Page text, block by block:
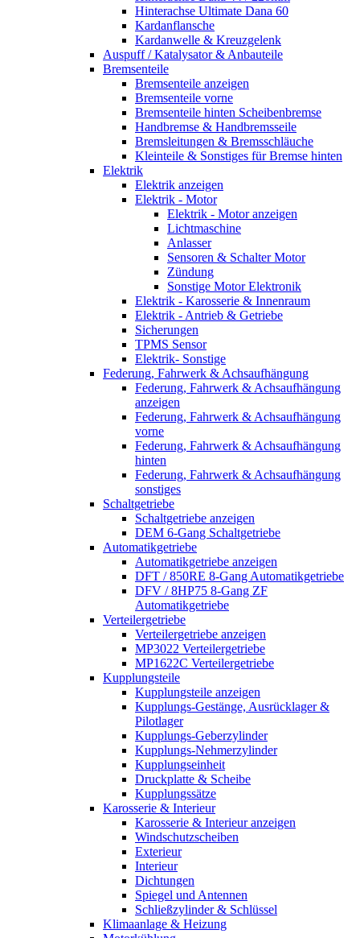
Hinterachse Ultimate Dana 60
Kardanflansche
Kardanwelle & Kreuzgelenk
Auspuff / Katalysator & Anbauteile
Bremsenteile
Bremsenteile anzeigen
Bremsenteile vorne
Bremsenteile hinten Scheibenbremse
Handbremse & Handbremsseile
Bremsleitungen & Bremsschläuche
Kleinteile & Sonstiges für Bremse hinten
Elektrik
Elektrik anzeigen
Elektrik - Motor
Elektrik - Motor anzeigen
Lichtmaschine
Anlasser
Sensoren & Schalter Motor
Zündung
Sonstige Motor Elektronik
Elektrik - Karosserie & Innenraum
Elektrik - Antrieb & Getriebe
Sicherungen
TPMS Sensor
Elektrik- Sonstige
Federung, Fahrwerk & Achsaufhängung
Federung, Fahrwerk & Achsaufhängung
anzeigen
Federung, Fahrwerk & Achsaufhängung
vorne
Federung, Fahrwerk & Achsaufhängung
hinten
Federung, Fahrwerk & Achsaufhängung
sonstiges
Schaltgetriebe
Schaltgetriebe anzeigen
DEM 6-Gang Schaltgetriebe
Automatikgetriebe
Automatikgetriebe anzeigen
DFT / 850RE 8-Gang Automatikgetriebe
DFV / 8HP75 8-Gang ZF
Automatikgetriebe
Verteilergetriebe
Verteilergetriebe anzeigen
MP3022 Verteilergetriebe
MP1622C Verteilergetriebe
Kupplungsteile
Kupplungsteile anzeigen
Kupplungs-Gestänge, Ausrücklager &
Pilotlager
Kupplungs-Geberzylinder
Kupplungs-Nehmerzylinder
Kupplungseinheit
Druckplatte & Scheibe
Kupplungssätze
Karosserie & Interieur
Karosserie & Interieur anzeigen
Windschutzscheiben
Exterieur
Interieur
Dichtungen
Spiegel und Antennen
Schließzylinder & Schlüssel
Klimaanlage & Heizung